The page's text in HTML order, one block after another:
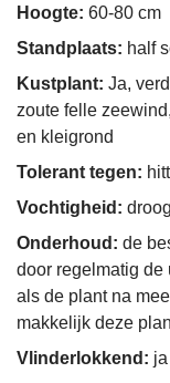
Hoogte: 60-80 cm
Standplaats: half
Kustplant: Ja,
zoute felle
en kleigrond
Tolerant tegen:
Vochtigheid:
Onderhoud: de
door regelmatig de
als de plant na
makkelijk deze
Vlinderlokkend: ja